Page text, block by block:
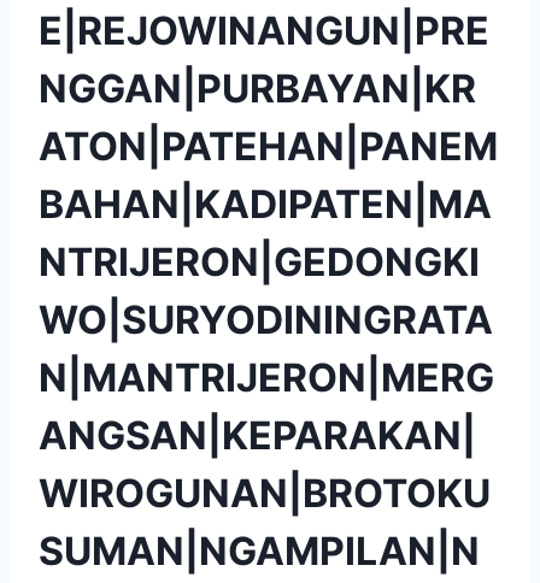
E|REJOWINANGUN|PRE
NGGAN|PURBAYAN|KR
ATON|PATEHAN|PANEM
BAHAN|KADIPATEN|MA
NTRIJERON|GEDONGKI
WO|SURYODININGRATA
N|MANTRIJERON|MERG
ANGSAN|KEPARAKAN|
WIROGUNAN|BROTOKU
SUMAN|NGAMPILAN|N